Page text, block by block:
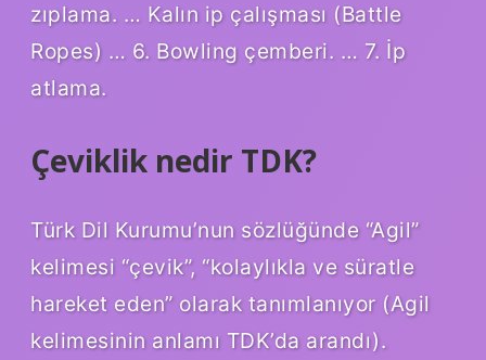
zıplama. … Kalın ip çalışması (Battle
Ropes) … 6. Bowling çemberi. … 7. İp
atlama.
Çeviklik nedir TDK?
Türk Dil Kurumu’nun sözlüğünde “Agil”
kelimesi “çevik”, “kolaylıkla ve süratle
hareket eden” olarak tanımlanıyor (Agil
kelimesinin anlamı TDK’da arandı).